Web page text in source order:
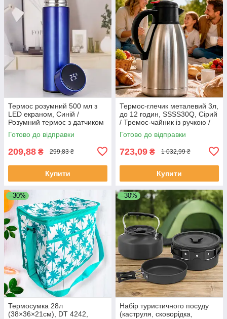
Термос розумний 500 мл з
LED екраном, Синій /
Розумний термос з датчиком
температури
Готово до відправки
209,88 ₴ 299,83 ₴
Купити
Термос-глечик металевий 3л,
до 12 годин, SSSS30Q, Сірий
/ Тремос-чайник із ручкою /
Термокувшин для чаю
Готово до відправки
723,09 ₴ 1 032,99 ₴
Купити
–30%
Термосумка 28л
(38×36×21см), DT 4242,
–30%
Набір туристичного посуду
(каструля, сковорідка,